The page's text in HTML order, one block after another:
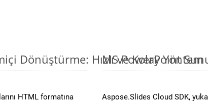
Dönüştürme: Hızlı ve Kolay Yöntem
HTML formatına
MS PowerPoint
Aspose.Slides Cloud SDK,